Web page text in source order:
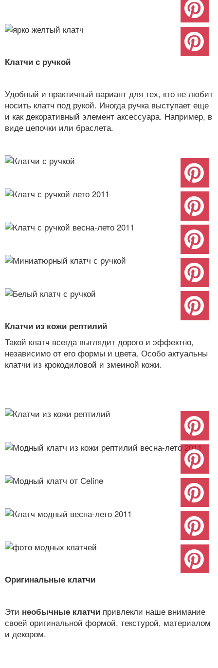
Клатчи с ручкой
Удобный и практичный вариант для тех, кто не любит
носить клатч под рукой. Иногда ручка выступает еще
и как декоративный элемент аксессуара. Например, в
виде цепочки или браслета.
Клатчи из кожи рептилий
Такой клатч всегда выглядит дорого и эффектно,
независимо от его формы и цвета. Особо актуальны
клатчи из крокодиловой и змеиной кожи.
Оригинальные клатчи
Эти необычные клатчи привлекли наше внимание
своей оригинальной формой, текстурой, материалом
и декором.